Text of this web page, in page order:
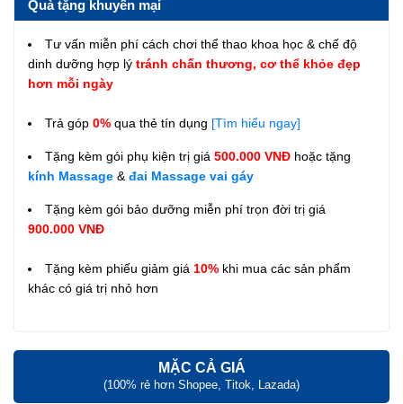
Quà tặng khuyến mại
Tư vấn miễn phí cách chơi thể thao khoa học & chế độ
dinh dưỡng hợp lý tránh chấn thương, cơ thể khỏe đẹp
hơn mỗi ngày
Trả góp 0% qua thẻ tín dụng [Tìm hiểu ngay]
Tặng kèm gói phụ kiện trị giá 500.000 VNĐ hoặc tặng
kính Massage & đai Massage vai gáy
Tặng kèm gói bảo dưỡng miễn phí trọn đời trị giá
900.000 VNĐ
Tặng kèm phiếu giảm giá 10% khi mua các sản phẩm
khác có giá trị nhỏ hơn
MẶC CẢ GIÁ
(100% rẻ hơn Shopee, Titok, Lazada)